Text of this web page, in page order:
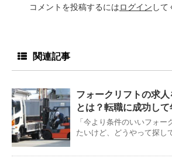
コメントを投稿するにはログイン して
関連記事
フォークリフトの求
とは？転職に成功し
「今より条件のいいフォー
たいけど、どうやって探し